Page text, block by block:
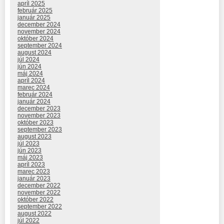
apríl 2025
február 2025
január 2025
december 2024
november 2024
október 2024
september 2024
august 2024
júl 2024
jún 2024
máj 2024
apríl 2024
marec 2024
február 2024
január 2024
december 2023
november 2023
október 2023
september 2023
august 2023
júl 2023
jún 2023
máj 2023
apríl 2023
marec 2023
január 2023
december 2022
november 2022
október 2022
september 2022
august 2022
júl 2022